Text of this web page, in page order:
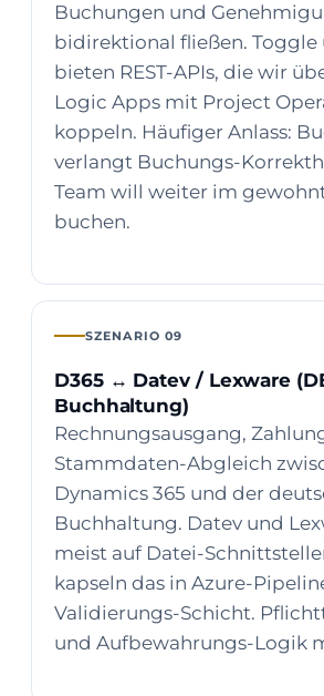
Buchungen und
bidirektional fließen. Toggle
bieten REST-APIs, die wir
Logic Apps mit Project
koppeln. Häufiger Anlass:
verlangt Buchungs-
Team will weiter im
buchen.
SZENARIO 09
D365 ↔ Datev / Lexware
Buchhaltung)
Rechnungsausgang,
Stammdaten-Abgleich
Dynamics 365 und der
Buchhaltung. Datev und
meist auf Datei-
kapseln das in Azure-
Validierungs-Schicht.
und Aufbewahrungs-Logik